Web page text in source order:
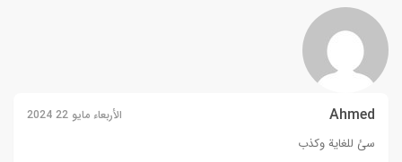
Ahmed الأربعاء مايو 22 2024
سئ للغاية وكذب